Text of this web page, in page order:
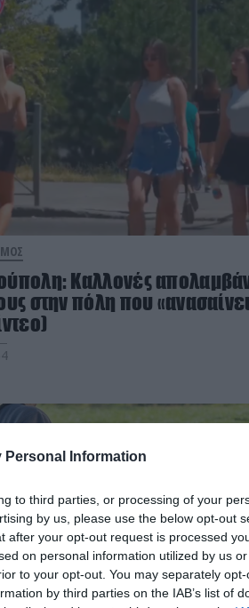
Personal Information
to third parties, or processing of your
by us, please use the below opt-out
after your opt-out request is processed
on personal information utilized by us
to your opt-out. You may separately
by third parties on the IAB’s list of
Καλλονές
στην πόλη που